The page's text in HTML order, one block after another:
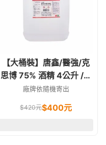
【大桶裝】唐鑫/醫強/克
思博 75% 酒精 4公升 /環
境.手部清潔(乙醇)
廠牌依隨機寄出
$420元$400元